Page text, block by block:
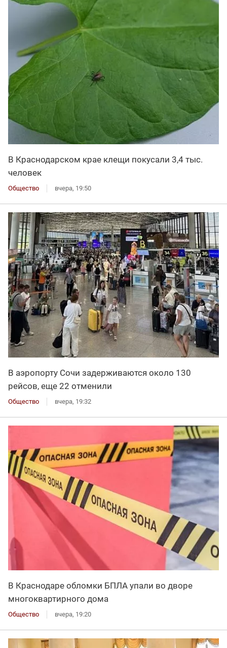
В Краснодарском крае клещи покусали 3,4 тыс.
человек
Общество вчера, 19:50
В аэропорту Сочи задерживаются около 130
рейсов, еще 22 отменили
Общество вчера, 19:32
В Краснодаре обломки БПЛА упали во дворе
многоквартирного дома
Общество вчера, 19:20